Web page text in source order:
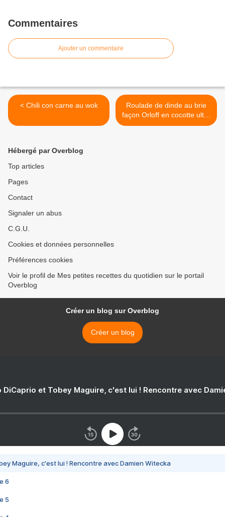
Commentaires
Ajouter un commentaire
< Chili con carne au wok
Roulade de dinde au brie
façon Orloff en cocotte ultra
pro >
Hébergé par Overblog
Top articles
Pages
Contact
Signaler un abus
C.G.U.
Cookies et données personnelles
Préférences cookies
Voir le profil de Mes petites recettes du quotidien sur le portail
Overblog
Créer un blog sur Overblog
Créer un blog
DiCaprio et Tobey Maguire, c'est lui ! Rencontre avec
Maguire, c'est lui ! Rencontre avec Damien Witecka
6
5